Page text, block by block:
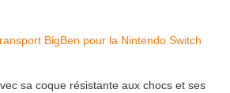
sa coque résistante aux chocs et ses